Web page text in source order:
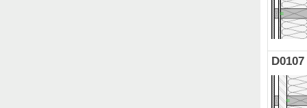
D0107